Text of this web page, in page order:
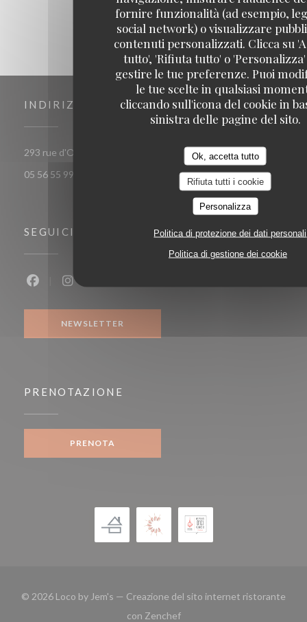
fornire funzionalità (ad esempio,
social network) o visualizzare
contenuti personalizzati. Clicca su
tutto', 'Rifiuta tutto' o
gestire le tue preferenze. Puoi
le tue scelte in qualsiasi
cliccando sull'icona del cookie in
sinistra delle pagine del sito.
Ok, accetta tutto
Rifiuta tutti i cookie
Personalizza
Politica di protezione dei dati personali
Politica di gestione dei cookie
INDIRIZZO
293 rue d'Ornano 33000 bordeaux
((apre una nuova finestra))
05 56 55 99 37
SEGUICI
Facebook ((apre una nuova finestra))
Instagram ((apre una nuova finestra))
NEWSLETTER
PRENOTAZIONE
PRENOTA
© 2026 Loco by Jem's — Creazione del sito internet ristorante
con Zenchef((apre una nuova finestra))